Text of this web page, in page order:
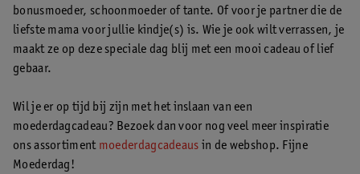
bonusmoeder, schoonmoeder of tante. Of voor je partner die de
liefste mama voor jullie kindje(s) is. Wie je ook wilt verrassen, je
maakt ze op deze speciale dag blij met een mooi cadeau of lief
gebaar.
Wil je er op tijd bij zijn met het inslaan van een
moederdagcadeau? Bezoek dan voor nog veel meer inspiratie
ons assortiment moederdagcadeaus in de webshop. Fijne
Moederdag!